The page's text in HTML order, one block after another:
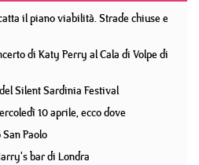
il piano viabilità. Strade chiuse e
di Katy Perry al Cala di Volpe di
Silent Sardinia Festival
10 aprile, ecco dove
Paolo
bar di Londra